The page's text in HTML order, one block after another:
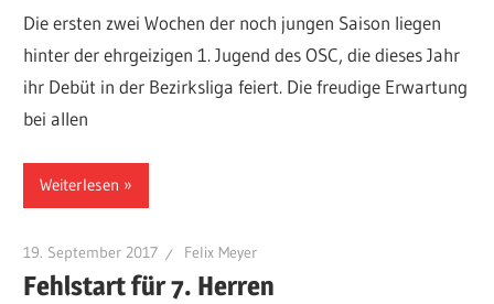
Die ersten zwei Wochen der noch jungen Saison liegen
hinter der ehrgeizigen 1. Jugend des OSC, die dieses Jahr
ihr Debüt in der Bezirksliga feiert. Die freudige Erwartung
bei allen
Weiterlesen
19. September 2017 Felix Meyer
Fehlstart für 7. Herren